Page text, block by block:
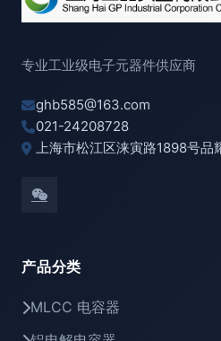
专业工业级电子元器件供应商
ghb585@163.com
021-24208728
上海市松江区涞寅路1898号品
产品分类
MLCC 电容器